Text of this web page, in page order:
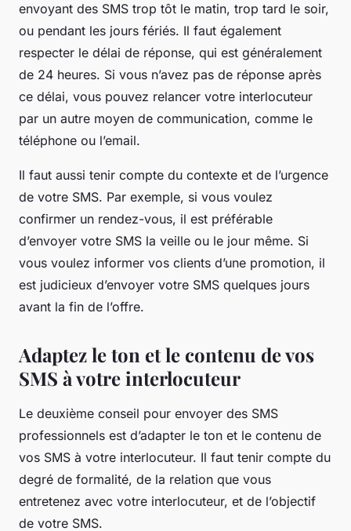
envoyant des SMS trop tôt le matin, trop tard le soir,
ou pendant les jours fériés. Il faut également
respecter le délai de réponse, qui est généralement
de 24 heures. Si vous n’avez pas de réponse après
ce délai, vous pouvez relancer votre interlocuteur
par un autre moyen de communication, comme le
téléphone ou l’email.
Il faut aussi tenir compte du contexte et de l’urgence
de votre SMS. Par exemple, si vous voulez
confirmer un rendez-vous, il est préférable
d’envoyer votre SMS la veille ou le jour même. Si
vous voulez informer vos clients d’une promotion, il
est judicieux d’envoyer votre SMS quelques jours
avant la fin de l’offre.
Adaptez le ton et le contenu de vos
SMS à votre interlocuteur
Le deuxième conseil pour envoyer des SMS
professionnels est d’adapter le ton et le contenu de
vos SMS à votre interlocuteur. Il faut tenir compte du
degré de formalité, de la relation que vous
entretenez avec votre interlocuteur, et de l’objectif
de votre SMS.